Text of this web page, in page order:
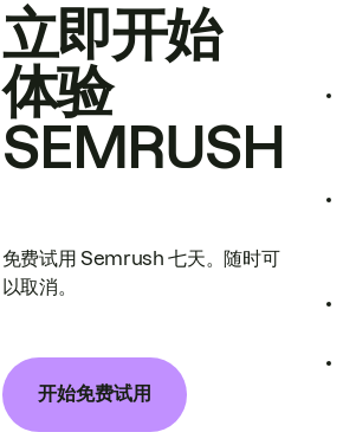
立即开始
体验
SEMRUSH
免费试用 Semrush 七天。随时可
以取消。
开始免费试用